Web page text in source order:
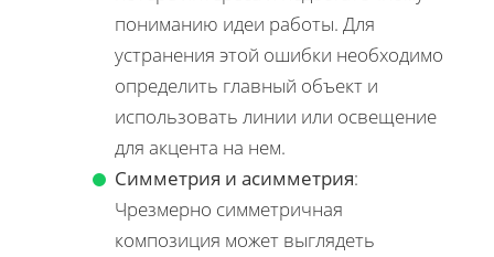
пониманию идеи работы. Для
устранения этой ошибки необходимо
определить главный объект и
использовать линии или освещение
для акцента на нем.
Симметрия и асимметрия:
Чрезмерно симметричная
композиция может выглядеть